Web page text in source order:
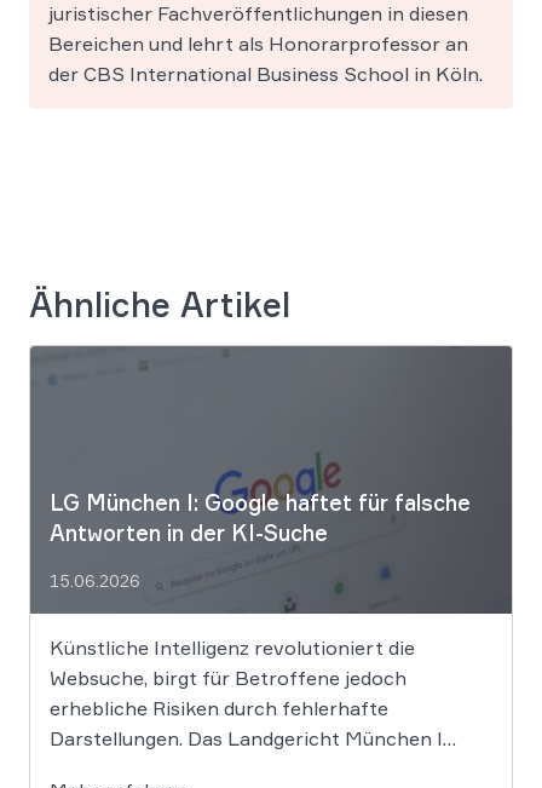
juristischer Fachveröffentlichungen in diesen
Bereichen und lehrt als Honorarprofessor an
der CBS International Business School in Köln.
Ähnliche Artikel
LG München I: Google haftet für falsche
Antworten in der KI-Suche
15.06.2026
Künstliche Intelligenz revolutioniert die
Websuche, birgt für Betroffene jedoch
erhebliche Risiken durch fehlerhafte
Darstellungen. Das Landgericht München I